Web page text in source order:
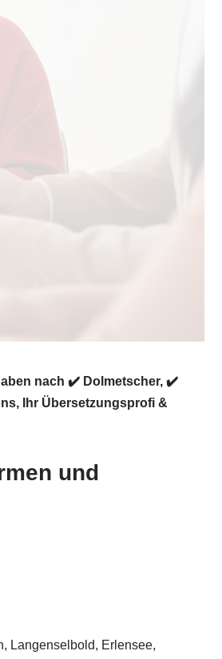
nach ✔️ Dolmetscher, ✔️
, Ihr Übersetzungsprofi &
und
Langenselbold, Erlensee,